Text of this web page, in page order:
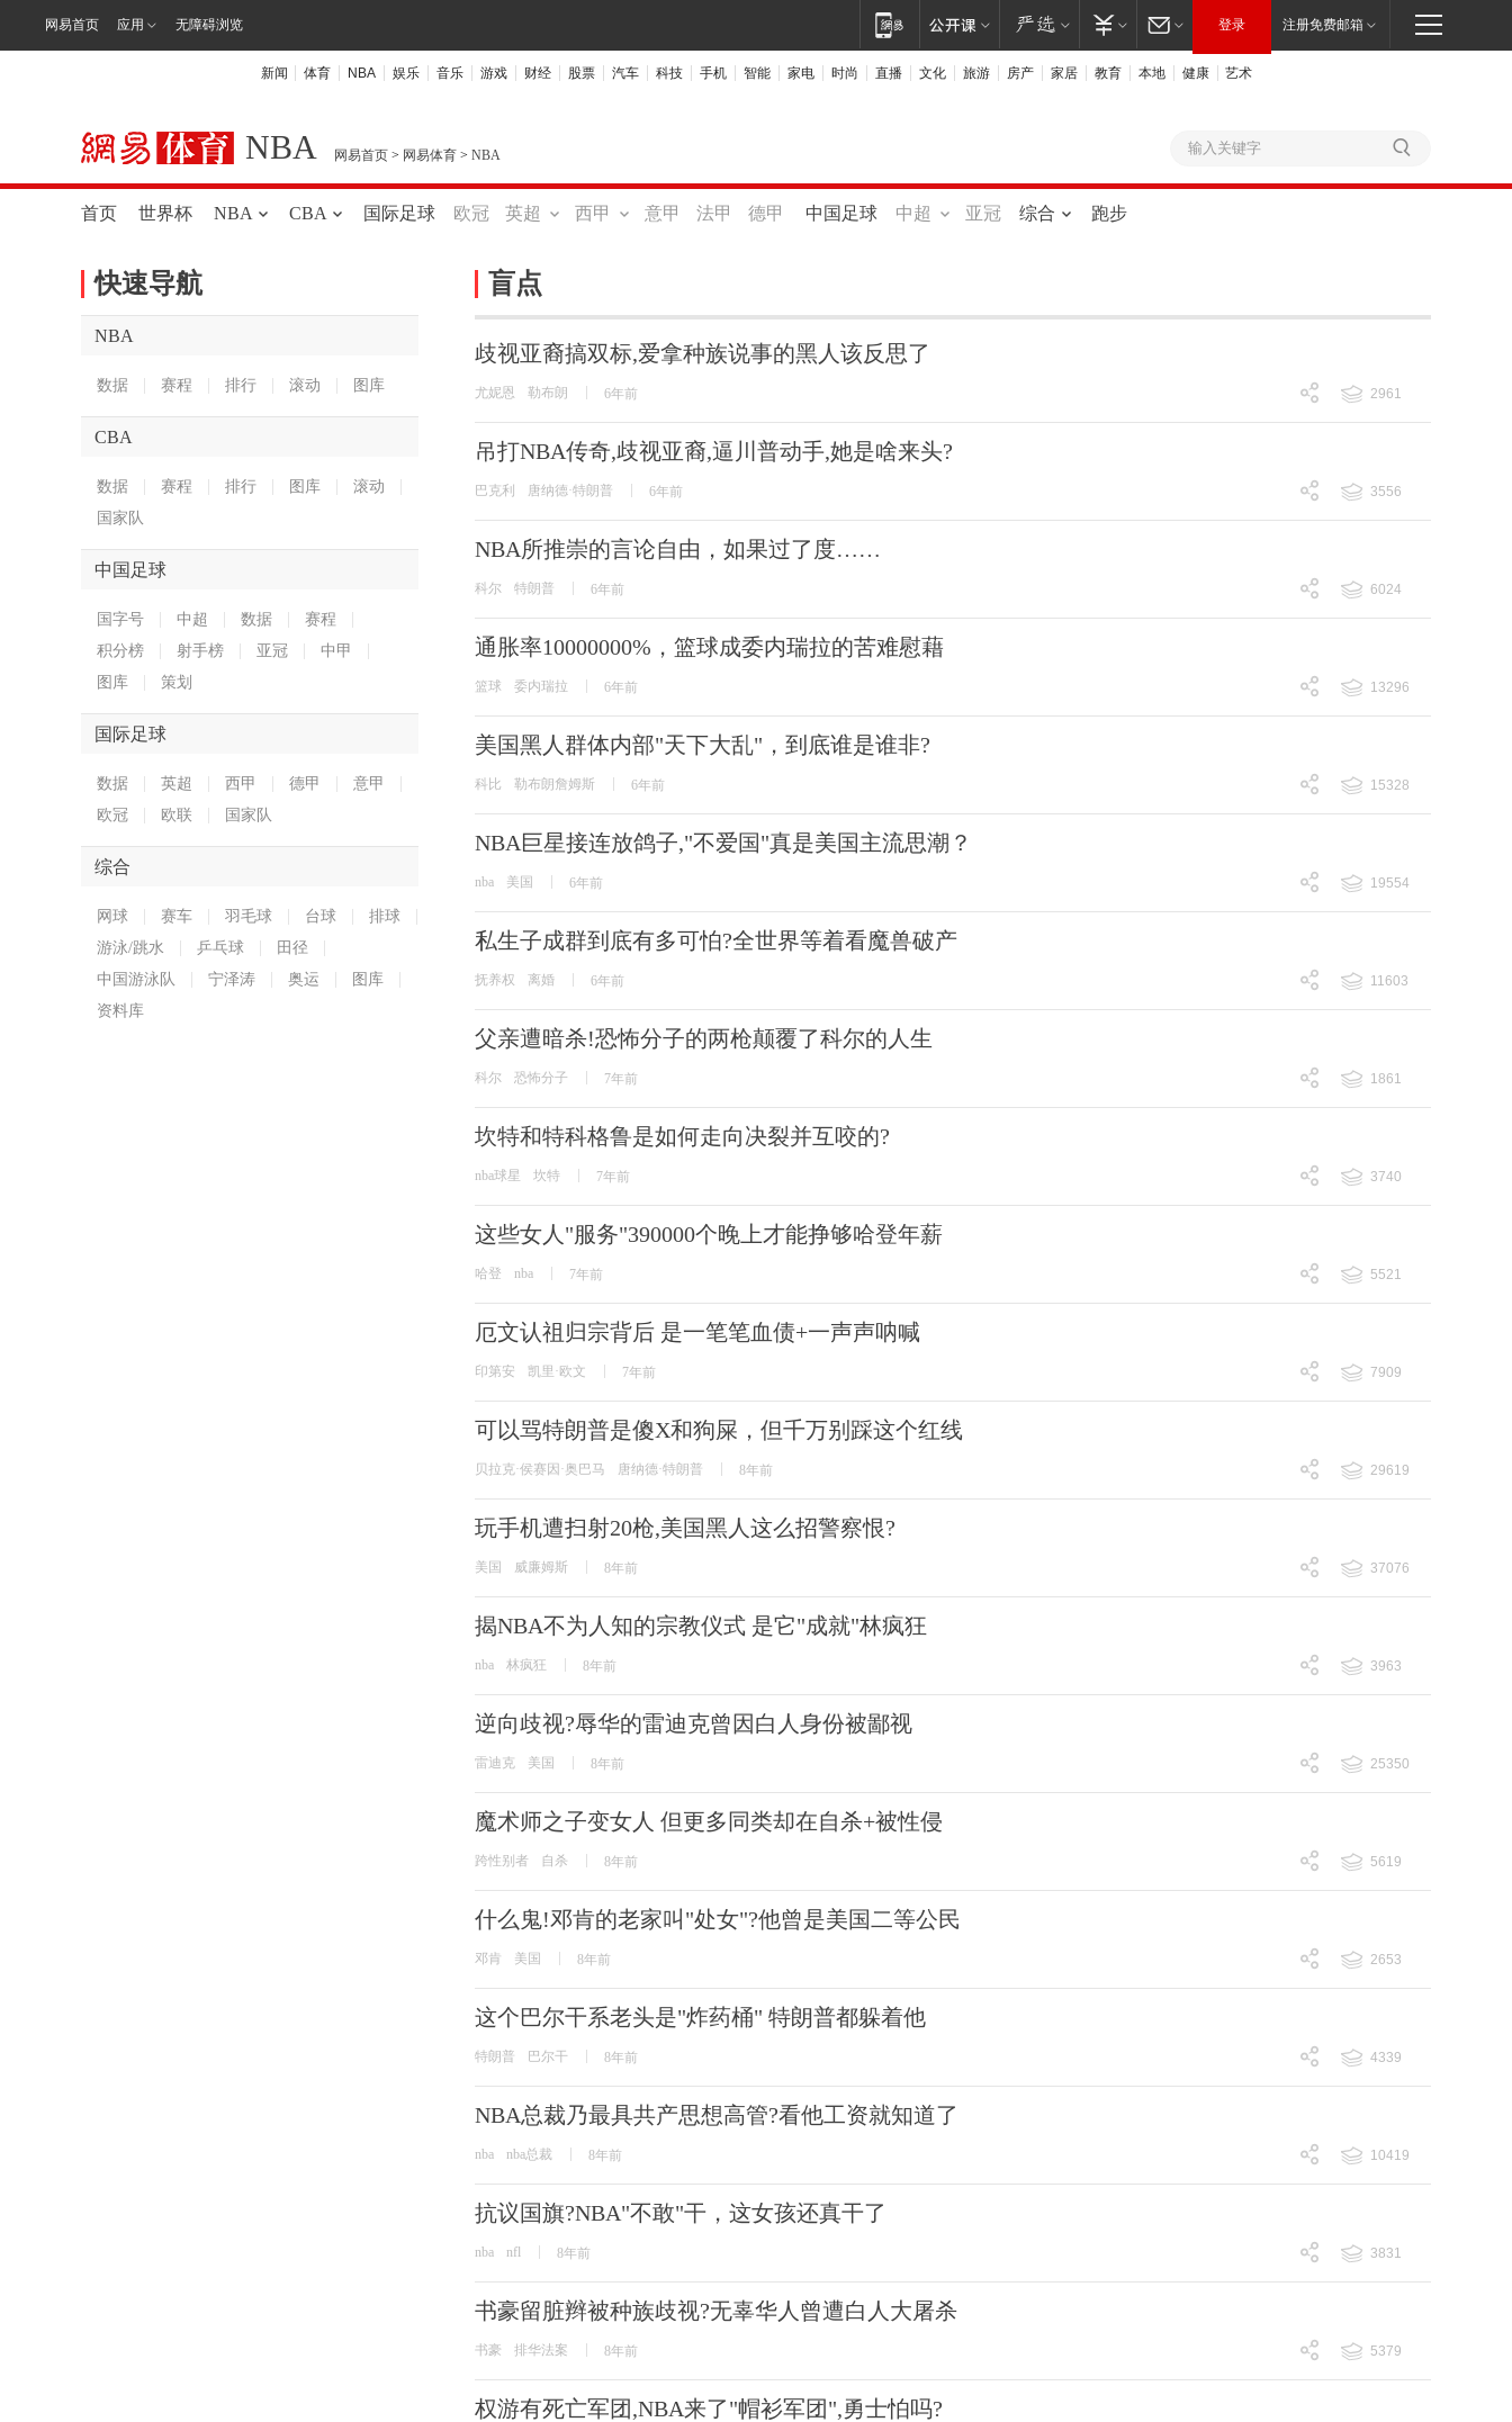
网易首页 应用 无障碍浏览 登录 注册免费邮箱
新闻 体育 NBA 娱乐 音乐 游戏 财经 股票 汽车 科技 手机 智能 家电 时尚 直播 文化 旅游 房产 家居 教育 本地 健康 艺术
NBA 网易首页 > 网易体育 > NBA
首页 世界杯 NBA CBA 国际足球 欧冠 英超 西甲 意甲 法甲 德甲 中国足球 中超 亚冠 综合 跑步
快速导航
NBA
数据 赛程 排行 滚动 图库
CBA
数据 赛程 排行 图库
滚动
国家队
中国足球
国字号 中超 数据
赛程
积分榜
射手榜 亚冠
中甲
图库
策划
国际足球
数据 英超 西甲 德甲
意甲
欧冠
欧联 国家队
综合
网球 赛车 羽毛球 台球
排球
游泳/跳水
乒乓球
田径
中国游泳队
宁泽涛 奥运
图库
资料库
盲点
歧视亚裔搞双标,爱拿种族说事的黑人该反思了
尤妮恩 勒布朗 6年前
2961
吊打NBA传奇,歧视亚裔,逼川普动手,她是啥来头?
巴克利 唐纳德·特朗普 6年前
3556
NBA所推崇的言论自由，如果过了度……
科尔 特朗普 6年前
6024
通胀率10000000%，篮球成委内瑞拉的苦难慰藉
篮球 委内瑞拉 6年前
13296
美国黑人群体内部"天下大乱"，到底谁是谁非?
科比 勒布朗詹姆斯 6年前
15328
NBA巨星接连放鸽子,"不爱国"真是美国主流思潮？
nba 美国 6年前
19554
私生子成群到底有多可怕?全世界等着看魔兽破产
抚养权 离婚 6年前
11603
父亲遭暗杀!恐怖分子的两枪颠覆了科尔的人生
科尔 恐怖分子 7年前
1861
坎特和特科格鲁是如何走向决裂并互咬的?
nba球星 坎特 7年前
3740
这些女人"服务"390000个晚上才能挣够哈登年薪
哈登 nba 7年前
5521
厄文认祖归宗背后 是一笔笔血债+一声声呐喊
印第安 凯里·欧文 7年前
7909
可以骂特朗普是傻X和狗屎，但千万别踩这个红线
贝拉克·侯赛因·奥巴马 唐纳德·特朗普 8年前
29619
玩手机遭扫射20枪,美国黑人这么招警察恨?
美国 威廉姆斯 8年前
37076
揭NBA不为人知的宗教仪式 是它"成就"林疯狂
nba 林疯狂 8年前
3963
逆向歧视?辱华的雷迪克曾因白人身份被鄙视
雷迪克 美国 8年前
25350
魔术师之子变女人 但更多同类却在自杀+被性侵
跨性别者 自杀 8年前
5619
什么鬼!邓肯的老家叫"处女"?他曾是美国二等公民
邓肯 美国 8年前
2653
这个巴尔干系老头是"炸药桶" 特朗普都躲着他
特朗普 巴尔干 8年前
4339
NBA总裁乃最具共产思想高管?看他工资就知道了
nba nba总裁 8年前
10419
抗议国旗?NBA"不敢"干，这女孩还真干了
nba nfl 8年前
3831
书豪留脏辫被种族歧视?无辜华人曾遭白人大屠杀
书豪 排华法案 8年前
5379
权游有死亡军团,NBA来了"帽衫军团",勇士怕吗?